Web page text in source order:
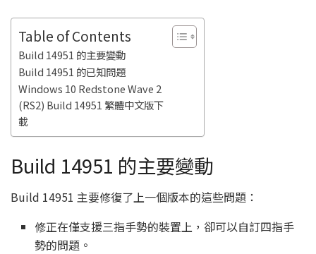
Table of Contents
Build 14951 的主要變動
Build 14951 的已知問題
Windows 10 Redstone Wave 2
(RS2) Build 14951 繁體中文版下
載
Build 14951 的主要變動
Build 14951 主要修復了上一個版本的這些問題：
修正在僅支援三指手勢的裝置上，卻可以自訂四指手
勢的問題。